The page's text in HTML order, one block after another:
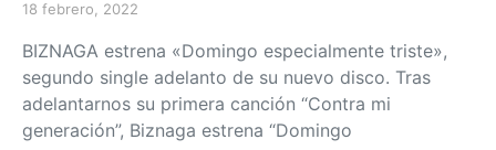
Posted on
18 febrero, 2022
BIZNAGA estrena «Domingo especialmente triste»,
segundo single adelanto de su nuevo disco. Tras
adelantarnos su primera canción “Contra mi
generación”, Biznaga estrena “Domingo